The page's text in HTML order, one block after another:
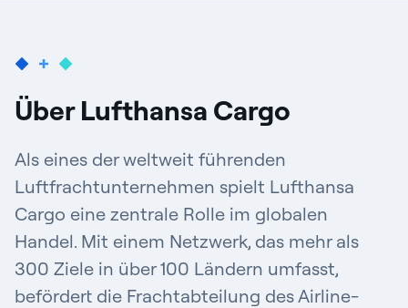
Über Lufthansa Cargo
Als eines der weltweit führenden
Luftfrachtunternehmen spielt Lufthansa
Cargo eine zentrale Rolle im globalen
Handel. Mit einem Netzwerk, das mehr als
300 Ziele in über 100 Ländern umfasst,
befördert die Frachtabteilung des Airline-